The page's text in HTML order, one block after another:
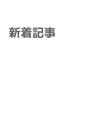
新着記事